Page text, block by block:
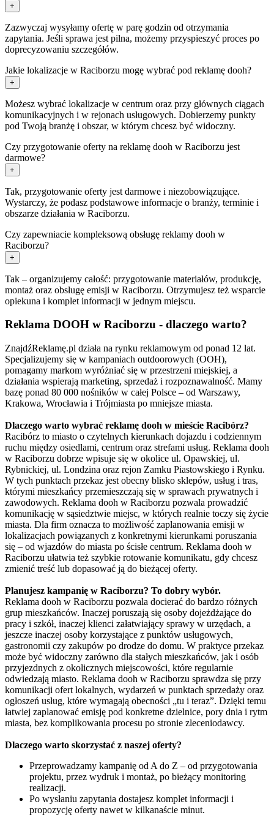
+
Zazwyczaj wysyłamy ofertę w parę godzin od otrzymania
zapytania. Jeśli sprawa jest pilna, możemy przyspieszyć proces po
doprecyzowaniu szczegółów.
Jakie lokalizacje w Raciborzu mogę wybrać pod reklamę dooh?
+
Możesz wybrać lokalizacje w centrum oraz przy głównych ciągach
komunikacyjnych i w rejonach usługowych. Dobierzemy punkty
pod Twoją branżę i obszar, w którym chcesz być widoczny.
Czy przygotowanie oferty na reklamę dooh w Raciborzu jest
darmowe?
+
Tak, przygotowanie oferty jest darmowe i niezobowiązujące.
Wystarczy, że podasz podstawowe informacje o branży, terminie i
obszarze działania w Raciborzu.
Czy zapewniacie kompleksową obsługę reklamy dooh w
Raciborzu?
+
Tak – organizujemy całość: przygotowanie materiałów, produkcję,
montaż oraz obsługę emisji w Raciborzu. Otrzymujesz też wsparcie
opiekuna i komplet informacji w jednym miejscu.
Reklama DOOH w Raciborzu - dlaczego warto?
ZnajdźReklamę.pl działa na rynku reklamowym od ponad 12 lat.
Specjalizujemy się w kampaniach outdoorowych (OOH),
pomagamy markom wyróżniać się w przestrzeni miejskiej, a
działania wspierają marketing, sprzedaż i rozpoznawalność. Mamy
bazę ponad 80 000 nośników w całej Polsce – od Warszawy,
Krakowa, Wrocławia i Trójmiasta po mniejsze miasta.
Dlaczego warto wybrać reklamę dooh w mieście Racibórz?
Racibórz to miasto o czytelnych kierunkach dojazdu i codziennym
ruchu między osiedlami, centrum oraz strefami usług. Reklama dooh
w Raciborzu dobrze wpisuje się w okolice ul. Opawskiej, ul.
Rybnickiej, ul. Londzina oraz rejon Zamku Piastowskiego i Rynku.
W tych punktach przekaz jest obecny blisko sklepów, usług i tras,
którymi mieszkańcy przemieszczają się w sprawach prywatnych i
zawodowych. Reklama dooh w Raciborzu pozwala prowadzić
komunikację w sąsiedztwie miejsc, w których realnie toczy się życie
miasta. Dla firm oznacza to możliwość zaplanowania emisji w
lokalizacjach powiązanych z konkretnymi kierunkami poruszania
się – od wjazdów do miasta po ścisłe centrum. Reklama dooh w
Raciborzu ułatwia też szybkie rotowanie komunikatu, gdy chcesz
zmienić treść lub dopasować ją do bieżącej oferty.
Planujesz kampanię w Raciborzu? To dobry wybór.
Reklama dooh w Raciborzu pozwala docierać do bardzo różnych
grup mieszkańców. Inaczej poruszają się osoby dojeżdżające do
pracy i szkół, inaczej klienci załatwiający sprawy w urzędach, a
jeszcze inaczej osoby korzystające z punktów usługowych,
gastronomii czy zakupów po drodze do domu. W praktyce przekaz
może być widoczny zarówno dla stałych mieszkańców, jak i osób
przyjezdnych z okolicznych miejscowości, które regularnie
odwiedzają miasto. Reklama dooh w Raciborzu sprawdza się przy
komunikacji ofert lokalnych, wydarzeń w punktach sprzedaży oraz
ogłoszeń usług, które wymagają obecności „tu i teraz”. Dzięki temu
łatwiej zaplanować emisję pod konkretne dzielnice, pory dnia i rytm
miasta, bez komplikowania procesu po stronie zleceniodawcy.
Dlaczego warto skorzystać z naszej oferty?
Przeprowadzamy kampanię od A do Z – od przygotowania
projektu, przez wydruk i montaż, po bieżący monitoring
realizacji.
Po wysłaniu zapytania dostajesz komplet informacji i
propozycję oferty nawet w kilkanaście minut.